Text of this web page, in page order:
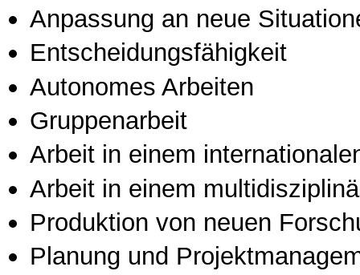
Anpassung an neue
Entscheidungsfähigkeit
Autonomes Arbeiten
Gruppenarbeit
Arbeit in einem
Arbeit in einem
Produktion von neuen
Planung und